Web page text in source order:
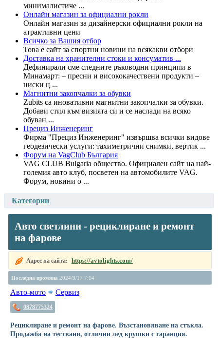
минималистиче ...
Онлайн магазин за официални рокли
Онлайн магазин за дизайнерски официални рокли на
атрактивни цени
Всичко за Вашия отбор
Това е сайт за спортни новини на всякакви отбори
Доставка на хранителни стоки и консуматив ...
Дефинирали сме следните ръководни принципи в
Минамарт: – пресни и висококачествени продукти –
ниски ц ...
Магнитни закопчалки за обувки
Zubits са иновативни магнитни закопчалки за обувки.
Добави стил към визията си и се наслади на всяко
обуван ...
Прециз Инженеринг
Фирма "Прециз Инженеринг" извършва всички видове
геодезически услуги: тахиметрични снимки, вертик ...
Форум на VagClub България
VAG CLUB Bulgaria общество. Официален сайт на най-
големия авто клуб, посветен на автомобилите VAG.
Форум, новини о ...
Категории
Авто светлини - рециклиране и ремонт
на фарове
Адрес на сайта: https://avtolights.com/
Последна промяна 2024/9/17 7:14
Авто-мото Сервиз
0878775324
Рециклиране и ремонт на фарове. Възстановяване на стъкла.
Продажба на тествани, отлични лед крушки с гаранция.